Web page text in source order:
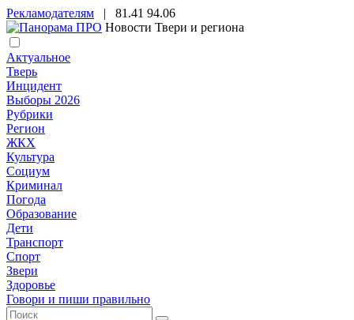
Рекламодателям | 81.41 94.06
Новости Твери и региона
Актуальное
Тверь
Инцидент
Выборы 2026
Рубрики
Регион
ЖКХ
Культура
Социум
Криминал
Погода
Образование
Дети
Транспорт
Спорт
Звери
Здоровье
Говори и пиши правильно